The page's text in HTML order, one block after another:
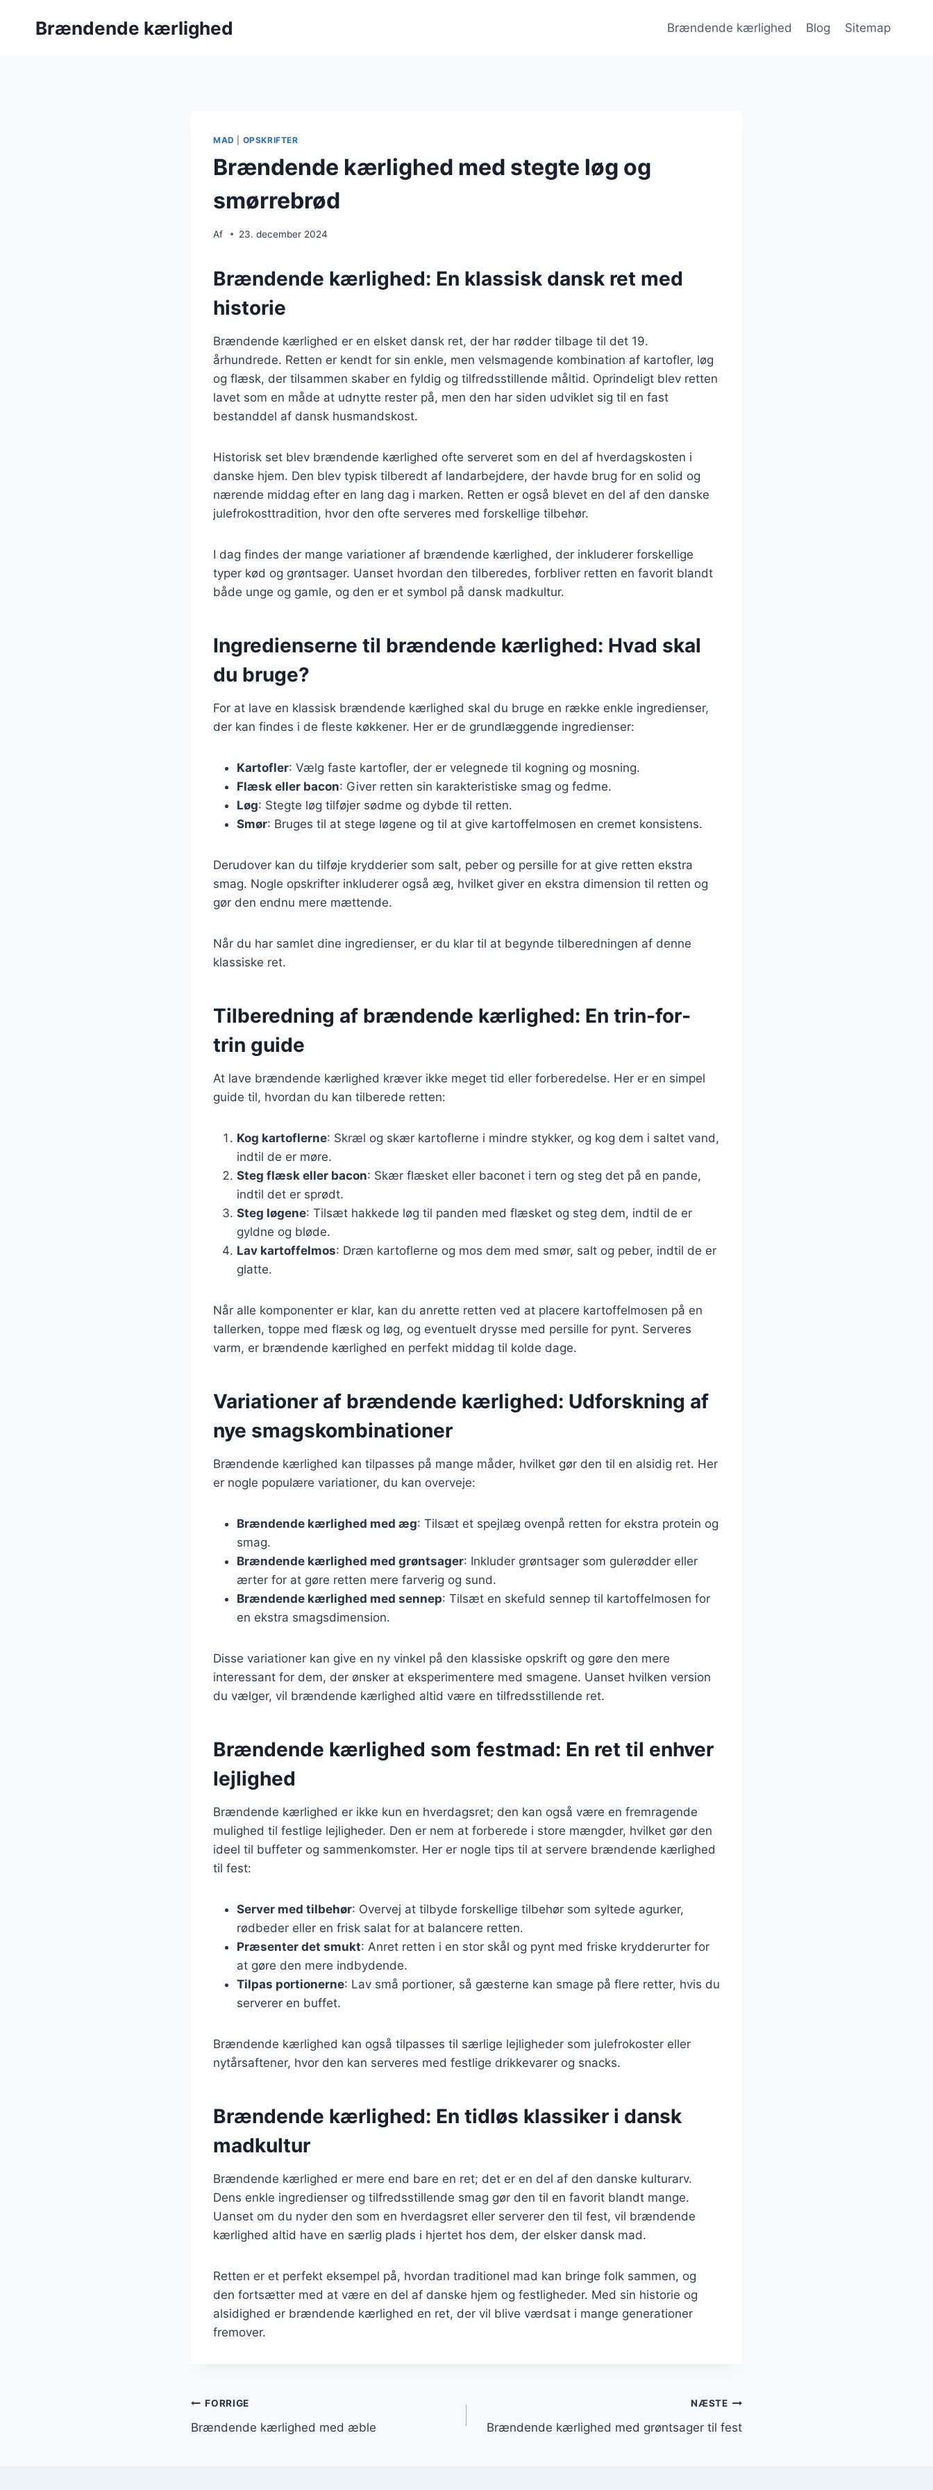
Brændende kærlighed Brændende kærlighed Blog Sitemap
MAD OPSKRIFTER
Brændende kærlighed med stegte løg og
smørrebrød
Af 23. december 2024
Brændende kærlighed: En klassisk dansk ret med
historie
Brændende kærlighed er en elsket dansk ret, der har rødder tilbage til det 19.
århundrede. Retten er kendt for sin enkle, men velsmagende kombination af kartofler, løg
og flæsk, der tilsammen skaber en fyldig og tilfredsstillende måltid. Oprindeligt blev retten
lavet som en måde at udnytte rester på, men den har siden udviklet sig til en fast
bestanddel af dansk husmandskost.
Historisk set blev brændende kærlighed ofte serveret som en del af hverdagskosten i
danske hjem. Den blev typisk tilberedt af landarbejdere, der havde brug for en solid og
nærende middag efter en lang dag i marken. Retten er også blevet en del af den danske
julefrokosttradition, hvor den ofte serveres med forskellige tilbehør.
I dag findes der mange variationer af brændende kærlighed, der inkluderer forskellige
typer kød og grøntsager. Uanset hvordan den tilberedes, forbliver retten en favorit blandt
både unge og gamle, og den er et symbol på dansk madkultur.
Ingredienserne til brændende kærlighed: Hvad skal
du bruge?
For at lave en klassisk brændende kærlighed skal du bruge en række enkle ingredienser,
der kan findes i de fleste køkkener. Her er de grundlæggende ingredienser:
Kartofler: Vælg faste kartofler, der er velegnede til kogning og mosning.
Flæsk eller bacon: Giver retten sin karakteristiske smag og fedme.
Løg: Stegte løg tilføjer sødme og dybde til retten.
Smør: Bruges til at stege løgene og til at give kartoffelmosen en cremet konsistens.
Derudover kan du tilføje krydderier som salt, peber og persille for at give retten ekstra
smag. Nogle opskrifter inkluderer også æg, hvilket giver en ekstra dimension til retten og
gør den endnu mere mættende.
Når du har samlet dine ingredienser, er du klar til at begynde tilberedningen af denne
klassiske ret.
Tilberedning af brændende kærlighed: En trin-for-
trin guide
At lave brændende kærlighed kræver ikke meget tid eller forberedelse. Her er en simpel
guide til, hvordan du kan tilberede retten:
Kog kartoflerne: Skræl og skær kartoflerne i mindre stykker, og kog dem i saltet vand,
indtil de er møre.
Steg flæsk eller bacon: Skær flæsket eller baconet i tern og steg det på en pande,
indtil det er sprødt.
Steg løgene: Tilsæt hakkede løg til panden med flæsket og steg dem, indtil de er
gyldne og bløde.
Lav kartoffelmos: Dræn kartoflerne og mos dem med smør, salt og peber, indtil de er
glatte.
Når alle komponenter er klar, kan du anrette retten ved at placere kartoffelmosen på en
tallerken, toppe med flæsk og løg, og eventuelt drysse med persille for pynt. Serveres
varm, er brændende kærlighed en perfekt middag til kolde dage.
Variationer af brændende kærlighed: Udforskning af
nye smagskombinationer
Brændende kærlighed kan tilpasses på mange måder, hvilket gør den til en alsidig ret. Her
er nogle populære variationer, du kan overveje:
Brændende kærlighed med æg: Tilsæt et spejlæg ovenpå retten for ekstra protein og
smag.
Brændende kærlighed med grøntsager: Inkluder grøntsager som gulerødder eller
ærter for at gøre retten mere farverig og sund.
Brændende kærlighed med sennep: Tilsæt en skefuld sennep til kartoffelmosen for
en ekstra smagsdimension.
Disse variationer kan give en ny vinkel på den klassiske opskrift og gøre den mere
interessant for dem, der ønsker at eksperimentere med smagene. Uanset hvilken version
du vælger, vil brændende kærlighed altid være en tilfredsstillende ret.
Brændende kærlighed som festmad: En ret til enhver
lejlighed
Brændende kærlighed er ikke kun en hverdagsret; den kan også være en fremragende
mulighed til festlige lejligheder. Den er nem at forberede i store mængder, hvilket gør den
ideel til buffeter og sammenkomster. Her er nogle tips til at servere brændende kærlighed
til fest:
Server med tilbehør: Overvej at tilbyde forskellige tilbehør som syltede agurker,
rødbeder eller en frisk salat for at balancere retten.
Præsenter det smukt: Anret retten i en stor skål og pynt med friske krydderurter for
at gøre den mere indbydende.
Tilpas portionerne: Lav små portioner, så gæsterne kan smage på flere retter, hvis du
serverer en buffet.
Brændende kærlighed kan også tilpasses til særlige lejligheder som julefrokoster eller
nytårsaftener, hvor den kan serveres med festlige drikkevarer og snacks.
Brændende kærlighed: En tidløs klassiker i dansk
madkultur
Brændende kærlighed er mere end bare en ret; det er en del af den danske kulturarv.
Dens enkle ingredienser og tilfredsstillende smag gør den til en favorit blandt mange.
Uanset om du nyder den som en hverdagsret eller serverer den til fest, vil brændende
kærlighed altid have en særlig plads i hjertet hos dem, der elsker dansk mad.
Retten er et perfekt eksempel på, hvordan traditionel mad kan bringe folk sammen, og
den fortsætter med at være en del af danske hjem og festligheder. Med sin historie og
alsidighed er brændende kærlighed en ret, der vil blive værdsat i mange generationer
fremover.
Indlægsnavigation
FORRIGE
Brændende kærlighed med æble
NÆSTE
Brændende kærlighed med grøntsager til fest